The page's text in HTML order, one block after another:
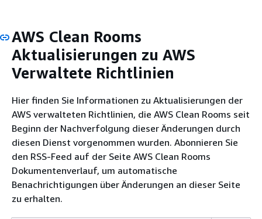
AWS Clean Rooms
Aktualisierungen zu AWS
Verwaltete Richtlinien
Hier finden Sie Informationen zu Aktualisierungen der
AWS verwalteten Richtlinien, die AWS Clean Rooms seit
Beginn der Nachverfolgung dieser Änderungen durch
diesen Dienst vorgenommen wurden. Abonnieren Sie
den RSS-Feed auf der Seite AWS Clean Rooms
Dokumentenverlauf, um automatische
Benachrichtigungen über Änderungen an dieser Seite
zu erhalten.